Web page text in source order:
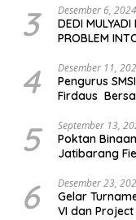
Internasional
3 Desember 6, 2024
DEDI
PROBLEM
4 Desember 11,
Pengurus
Firdaus
Yusuf
5 September 13,
Poktan
Jatibarang
Tikus
6 Desember 23,
Gelar
VI dan